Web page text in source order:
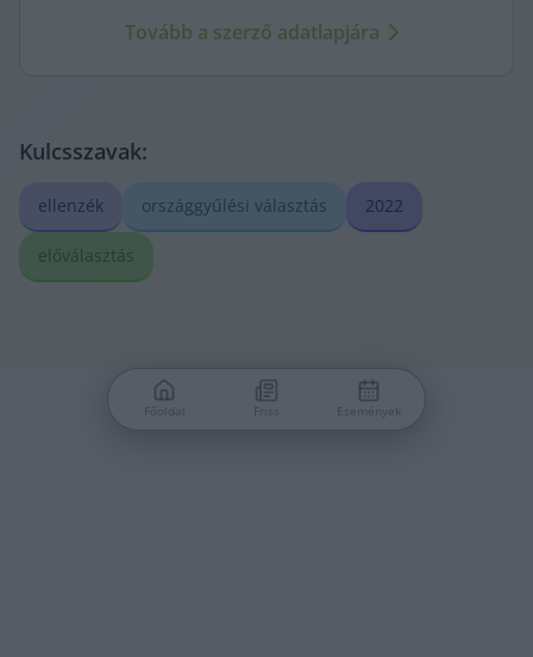
Tovább a szerző adatlapjára
Kulcsszavak:
ellenzék országgyűlési választás 2022
előválasztás
Főoldal Friss Események